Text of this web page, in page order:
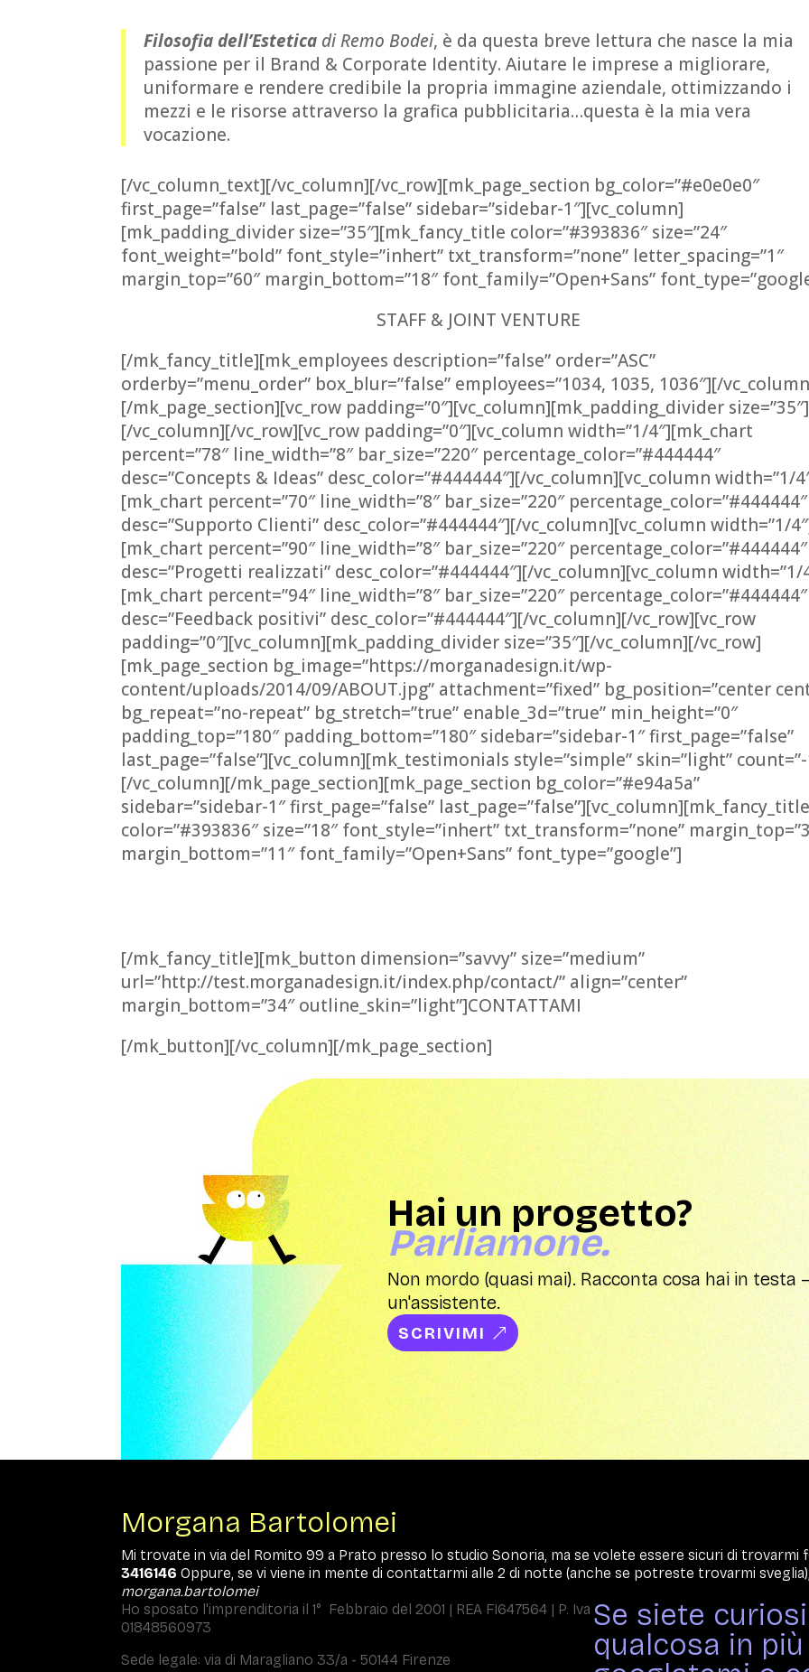
Filosofia dell’Estetica di Remo Bodei, è da questa breve lettura che nasce la mia
passione per il Brand & Corporate Identity.Aiutare le imprese a migliorare,
uniformare e rendere credibile la propria immagine aziendale, ottimizzando i
mezzi e le risorse attraverso la grafica pubblicitaria…questa è la mia vera
vocazione.
[/vc_column_text][/vc_column][/vc_row][mk_page_section bg_color=”#e0e0e0″
first_page=”false” last_page=”false” sidebar=”sidebar-1″][vc_column]
[mk_padding_divider size=”35″][mk_fancy_title color=”#393836″ size=”24″
font_weight=”bold” font_style=”inhert” txt_transform=”none” letter_spacing=”1″
margin_top=”60″ margin_bottom=”18″ font_family=”Open+Sans”
STAFF & JOINT VENTURE
[/mk_fancy_title][mk_employees description=”false” order=”ASC”
orderby=”menu_order” box_blur=”false” employees=”1034, 1035, 1036″][/
[/mk_page_section][vc_row padding=”0″][vc_column][mk_padding_divider size=”35″]
[/vc_column][/vc_row][vc_row padding=”0″][vc_column width=”1/4″][mk_chart
percent=”78″ line_width=”8″ bar_size=”220″ percentage_color=”#444444″
desc=”Concepts & Ideas” desc_color=”#444444″][/vc_column][vc_column width=”1/
[mk_chart percent=”70″ line_width=”8″ bar_size=”220″ percentage_color=”#444444″
desc=”Supporto Clienti” desc_color=”#444444″][/vc_column][vc_column width=”1/
[mk_chart percent=”90″ line_width=”8″ bar_size=”220″ percentage_color=”#444444″
desc=”Progetti realizzati” desc_color=”#444444″][/vc_column][vc_column width=”1/
[mk_chart percent=”94″ line_width=”8″ bar_size=”220″ percentage_color=”#444444″
desc=”Feedback positivi” desc_color=”#444444″][/vc_column][/vc_row][vc_row
padding=”0″][vc_column][mk_padding_divider size=”35″][/vc_column][/vc_row]
[mk_page_section bg_image=”https://morganadesign.it/wp-
content/uploads/2014/09/ABOUT.jpg” attachment=”fixed” bg_position=”center
bg_repeat=”no-repeat” bg_stretch=”true” enable_3d=”true” min_height=”0″
padding_top=”180″ padding_bottom=”180″ sidebar=”sidebar-1″ first_page=”false”
last_page=”false”][vc_column][mk_testimonials style=”simple” skin=”light” count=”-
[/vc_column][/mk_page_section][mk_page_section bg_color=”#e94a5a”
sidebar=”sidebar-1″ first_page=”false” last_page=”false”][vc_column][mk_fancy_title
color=”#393836″ size=”18″ font_style=”inhert” txt_transform=”none”
margin_bottom=”11″ font_family=”Open+Sans” font_type=”google”]
[/mk_fancy_title][mk_button dimension=”savvy” size=”medium”
url=”http://test.morganadesign.it/index.php/contact/” align=”center”
margin_bottom=”34″ outline_skin=”light”]CONTATTAMI
[/mk_button][/vc_column][/mk_page_section]
Hai un progetto?
Parliamone.
Non mordo (quasi mai). Racconta cosa hai in testa
un'assistente.
SCRIVIMI
Morgana Bartolomei
Mi trovate in via del Romito 99 a Prato presso lo studio Sonoria, ma se volete essere sicuri di trovarmi
3416146Oppure, se vi viene in mente di contattarmi alle 2 di notte (anche se potreste trovarmi
morgana.bartolomei
Ho sposato l'imprenditoria il 1° Febbraio del 2001 | REA FI647564 | P. Iva
01848560973
Sede legale: via di Maragliano 33/a - 50144 Firenze
Se siete
qualcosa in